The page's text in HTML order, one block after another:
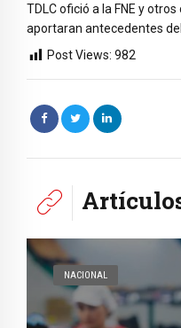
TDLC ofició a la FNE y
aportaran antecedentes del
Post Views: 982
NACIONAL